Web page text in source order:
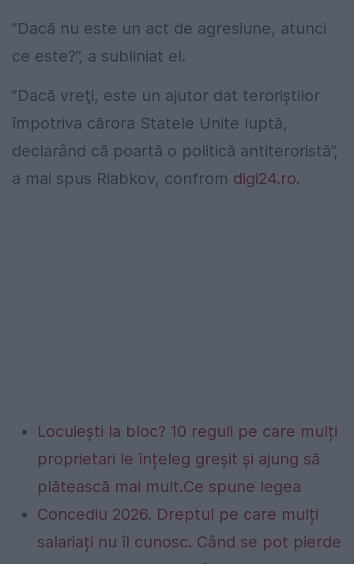
”Dacă nu este un act de agresiune, atunci
ce este?”, a subliniat el.
”Dacă vreţi, este un ajutor dat teroriştilor
împotriva cărora Statele Unite luptă,
declarând că poartă o politică antiteroristă”,
a mai spus Riabkov, confrom digi24.ro.
Locuiești la bloc? 10 reguli pe care mulți
proprietari le înțeleg greșit și ajung să
plătească mai mult.Ce spune legea
Concediu 2026. Dreptul pe care mulți
salariați nu îl cunosc. Când se pot pierde